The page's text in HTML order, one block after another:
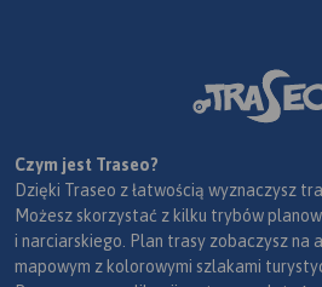
Czym jest Traseo?
Dzięki Traseo z łatwością wyznaczysz
Możesz skorzystać z kilku trybów
i narciarskiego. Plan trasy zobaczysz na
mapowym z kolorowymi szlakami